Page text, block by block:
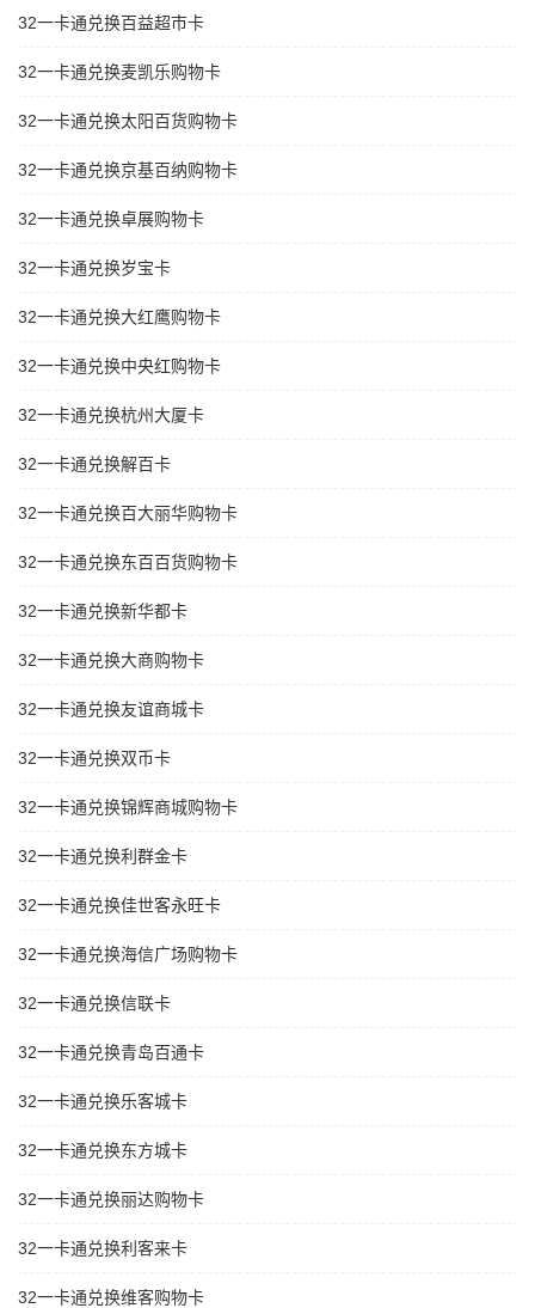
32一卡通兑换百益超市卡
32一卡通兑换麦凯乐购物卡
32一卡通兑换太阳百货购物卡
32一卡通兑换京基百纳购物卡
32一卡通兑换卓展购物卡
32一卡通兑换岁宝卡
32一卡通兑换大红鹰购物卡
32一卡通兑换中央红购物卡
32一卡通兑换杭州大厦卡
32一卡通兑换解百卡
32一卡通兑换百大丽华购物卡
32一卡通兑换东百百货购物卡
32一卡通兑换新华都卡
32一卡通兑换大商购物卡
32一卡通兑换友谊商城卡
32一卡通兑换双币卡
32一卡通兑换锦辉商城购物卡
32一卡通兑换利群金卡
32一卡通兑换佳世客永旺卡
32一卡通兑换海信广场购物卡
32一卡通兑换信联卡
32一卡通兑换青岛百通卡
32一卡通兑换乐客城卡
32一卡通兑换东方城卡
32一卡通兑换丽达购物卡
32一卡通兑换利客来卡
32一卡通兑换维客购物卡